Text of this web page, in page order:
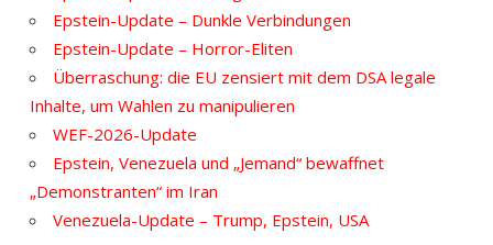
Epstein-Update – Dunkle Verbindungen
Epstein-Update – Horror-Eliten
Überraschung: die EU zensiert mit dem DSA legale
Inhalte, um Wahlen zu manipulieren
WEF-2026-Update
Epstein, Venezuela und „Jemand“ bewaffnet
„Demonstranten“ im Iran
Venezuela-Update – Trump, Epstein, USA